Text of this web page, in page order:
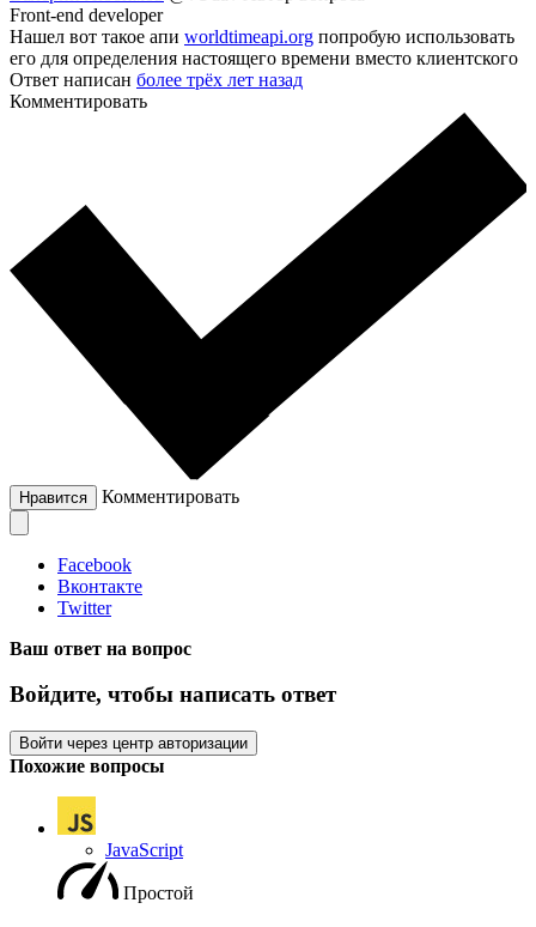
Front-end developer
Нашел вот такое апи worldtimeapi.org попробую использовать
его для определения настоящего времени вместо клиентского
Ответ написан более трёх лет назад
Комментировать
Нравится Комментировать
Facebook
Вконтакте
Twitter
Ваш ответ на вопрос
Войдите, чтобы написать ответ
Войти через центр авторизации
Похожие вопросы
JavaScript
Простой